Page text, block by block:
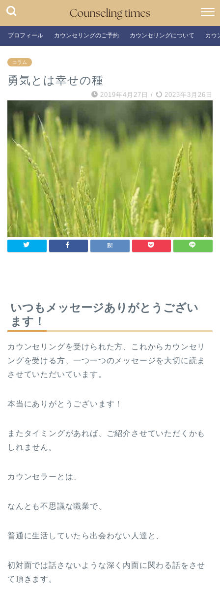
プロフィール カウンセリングのご予約 カウンセリングについて カウ
コラム
勇気とは幸せの種
2019年4月27日 / 2023年3月26日
いつもメッセージありがとうござい
ます！
カウンセリングを受けられた方、これからカウンセリ
ングを受ける方、一つ一つのメッセージを大切に読ま
させていただいています。
本当にありがとうございます！
またタイミングがあれば、ご紹介させていただくかも
しれません。
カウンセラーとは、
なんとも不思議な職業で、
普通に生活していたら出会わない人達と、
初対面では話さないような深く内面に関わる話をさせ
て頂きます。